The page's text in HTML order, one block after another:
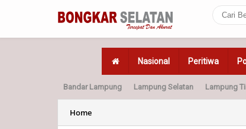
Nasional Peritiwa
Home Politik
Bandar Lampung Lampung Selatan Lampung
Home